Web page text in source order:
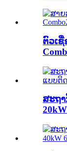
ຕົວເຊື່
ສະຖ